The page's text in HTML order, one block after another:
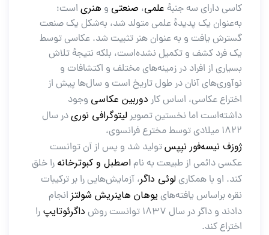
کاسی دارای سه جنبهٔ علمی، صنعتی و هنری است؛
به‌عنوان یک پدیدهٔ علمی متولد شد، به‌شکل یک صنعت
گسترش یافت و به عنوان هنر تثبیت شد. عکاسی توسط
یک فرد کشف و تکمیل نشده‌است، بلکه نتیجهٔ تلاش
بسیاری از افراد در زمینه‌های مختلف و اکتشافات و
نوآوری‌های آنان در طول تاریخ است و سال‌ها پیش از
اختراع عکاسی، اساس کار دوربین عکاسی وجود
داشته‌است اما نخستین تصویرلیتوگرافی نوریدر سال
۱۸۲۲ میلادی توسط مخترع فرانسوی،
ژوزف نیسه‌فور نیِپستولید شد و پس از آن توانست
عکسی دائمی از طبیعت به نام اصطبل و کبوترخانه را خلق
کند. او با همکاری لوئی داگر، آزمایش‌هایی را بر ترکیبات
نقره براساس یافته‌های یوهان هاینریش شولتزانجام
دادند و داگر در سال ۱۸۳۷ توانست روش
داگرئوتایپ را
اختراع کند.